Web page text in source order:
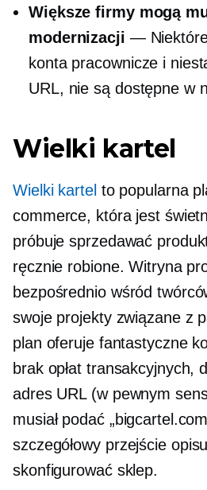
Większe firmy mogą
modernizacji —
konta pracownicze i
URL, nie są dostępne w
Wielki kartel
Wielki kartel to popularna
commerce, która jest
próbuje sprzedawać
ręcznie robione. Witryna
bezpośrednio wśród
swoje projekty związane z
plan oferuje fantastyczne
brak opłat transakcyjnych,
adres URL (w pewnym
musiał podać
szczegółowy przejście
skonfigurować sklep.